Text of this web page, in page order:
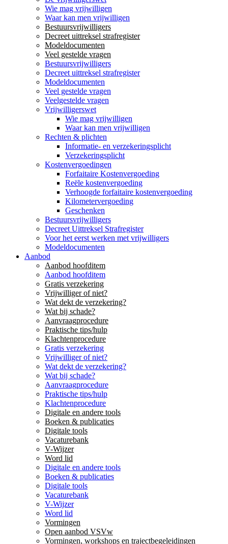
Wie mag vrijwilligen
Waar kan men vrijwilligen
Bestuursvrijwilligers
Decreet uittreksel strafregister
Modeldocumenten
Veel gestelde vragen
Bestuursvrijwilligers
Decreet uittreksel strafregister
Modeldocumenten
Veel gestelde vragen
Veelgestelde vragen
Vrijwilligerswet
Wie mag vrijwilligen
Waar kan men vrijwilligen
Rechten & plichten
Informatie- en verzekeringsplicht
Verzekeringsplicht
Kostenvergoedingen
Forfaitaire Kostenvergoeding
Reële kostenvergoeding
Verhoogde forfaitaire kostenvergoeding
Kilometervergoeding
Geschenken
Bestuursvrijwilligers
Decreet Uittreksel Strafregister
Voor het eerst werken met vrijwilligers
Modeldocumenten
Aanbod
Aanbod hoofditem
Aanbod hoofditem
Gratis verzekering
Vrijwilliger of niet?
Wat dekt de verzekering?
Wat bij schade?
Aanvraagprocedure
Praktische tips/hulp
Klachtenprocedure
Gratis verzekering
Vrijwilliger of niet?
Wat dekt de verzekering?
Wat bij schade?
Aanvraagprocedure
Praktische tips/hulp
Klachtenprocedure
Digitale en andere tools
Boeken & publicaties
Digitale tools
Vacaturebank
V-Wijzer
Word lid
Digitale en andere tools
Boeken & publicaties
Digitale tools
Vacaturebank
V-Wijzer
Word lid
Vormingen
Open aanbod VSVw
Vormingen, workshops en trajectbegeleidingen